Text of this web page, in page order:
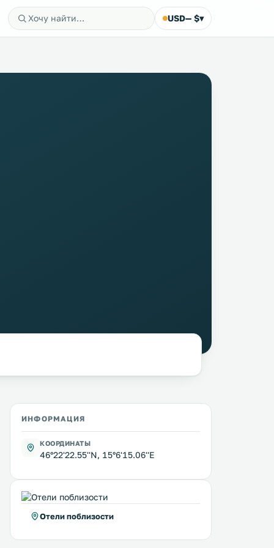
USD— $▾
ИНФОРМАЦИЯ
КООРДИНАТЫ
46°22'22.55''N, 15°6'15.06''E
Отели поблизости